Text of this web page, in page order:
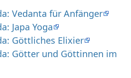
Vedanta für Anfänger
Japa Yoga
Göttliches Elixier
Götter und Göttinnen im